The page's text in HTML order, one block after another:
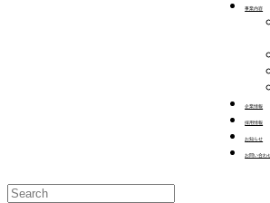
事業内容
企業情報
採用情報
お知らせ
お問い合わ